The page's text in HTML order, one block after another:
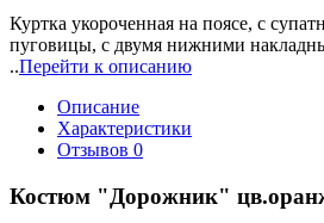
Куртка укороченная на поясе, с
пуговицы, с двумя нижними
..Перейти к описанию
Описание
Характеристики
Отзывов 0
Костюм "Дорожник"